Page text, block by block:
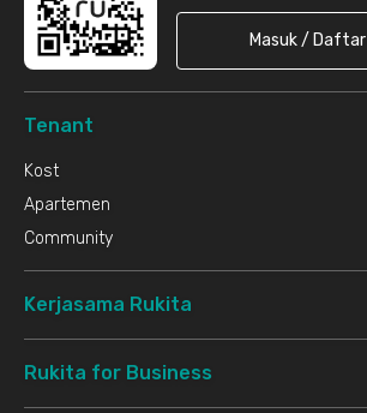
Masuk / Daftar
Tenant
Kost
Apartemen
Community
Kerjasama Rukita
Rukita for Business